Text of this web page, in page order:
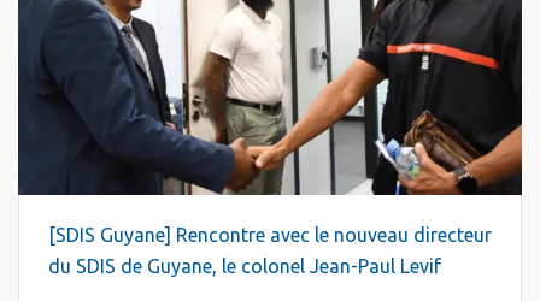
[SDIS Guyane] Rencontre avec le nouveau directeur
du SDIS de Guyane, le colonel Jean-Paul Levif